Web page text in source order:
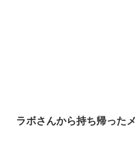
ラボさんから持ち帰った